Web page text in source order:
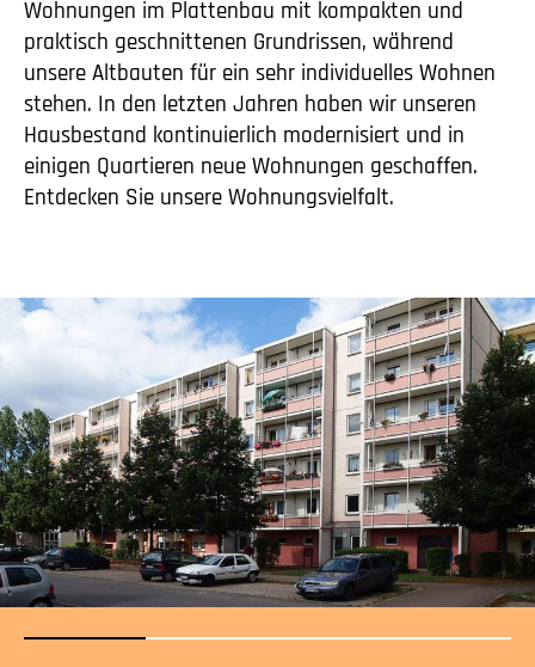
Wohnungen im Plattenbau mit kompakten und
praktisch geschnittenen Grundrissen, während
unsere Altbauten für ein sehr individuelles Wohnen
stehen. In den letzten Jahren haben wir unseren
Hausbestand kontinuierlich modernisiert und in
einigen Quartieren neue Wohnungen geschaffen.
Entdecken Sie unsere Wohnungsvielfalt.